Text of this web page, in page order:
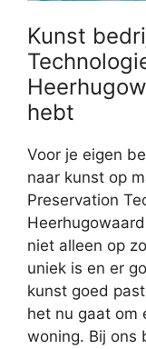
Kunst
hebt
Voor je eigen
naar kunst op
Preservation
niet alleen op
uniek is en er
kunst goed
het nu gaat om
woning. Bij ons